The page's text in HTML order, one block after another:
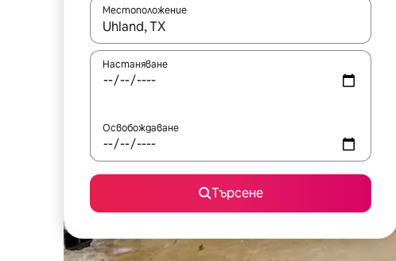
Местоположение
Когато резултатите се покажат, използвайте
Настаняване
Освобождаване
Търсене